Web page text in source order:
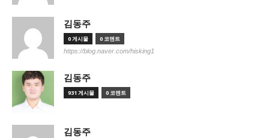
김동주
0 게시물 0 코멘트
https://blog.naver.com/hisking1
김동주
931 게시물 0 코멘트
김동주